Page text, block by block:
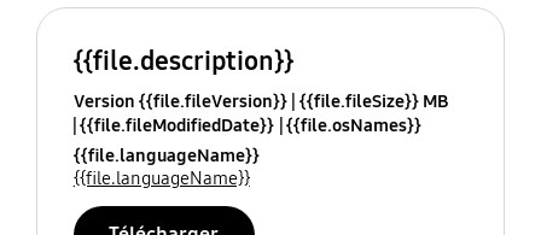
{{file.description}}
Version {{file.fileVersion}} {{file.fileSize}} MB
{{file.fileModifiedDate}} {{file.osNames}}
{{file.languageName}}
{{file.languageName}}